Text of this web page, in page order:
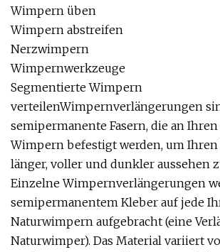
Wimpern üben
Wimpern abstreifen
Nerzwimpern
Wimpernwerkzeuge
Segmentierte Wimpern
verteilenWimpernverlängerungen
semipermanente Fasern, die an
Wimpern befestigt werden, um
länger, voller und dunkler aussehen
Einzelne Wimpernverlängerungen
semipermanentem Kleber auf jede
Naturwimpern aufgebracht (eine
Naturwimper). Das Material variiert